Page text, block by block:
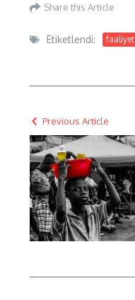
Share this Article
Etiketlendi: faaliyet
Previous Article